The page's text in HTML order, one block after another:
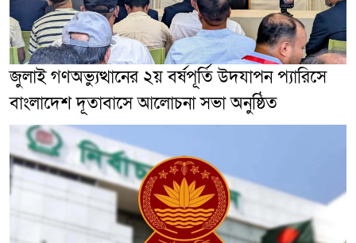
জুলাই গণঅভ্যুত্থানের ২য় বর্ষপূর্তি উদযাপন প্যারিসে
বাংলাদেশ দূতাবাসে আলোচনা সভা অনুষ্ঠিত